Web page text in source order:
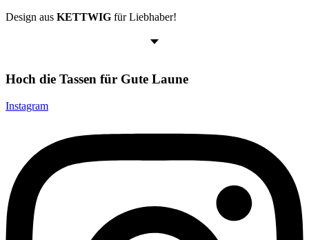
Design aus KETTWIG für Liebhaber!
Hoch die Tassen für Gute Laune
Instagram